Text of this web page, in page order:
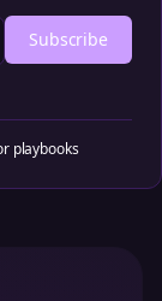
Subscribe
playbooks